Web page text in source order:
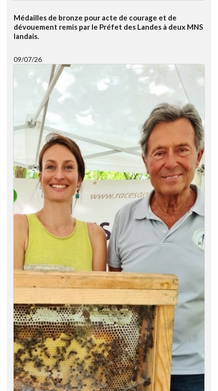
Médailles de bronze pour acte de courage et de
dévouement remis par le Préfet des Landes à deux MNS
landais.
09/07/26